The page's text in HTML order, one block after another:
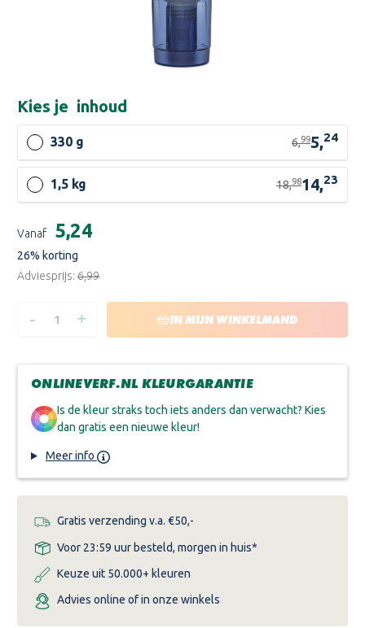
Kies je inhoud
330 g 6,995,24
1,5 kg 18,9814,23
voorraad:
Vanaf €5,24
26% korting
Adviesprijs: €6,99
HOEVEELHEID
AFWERKPLAMUUR
- HOEVEELHEID
AFWERKPLAMUUR
+ IN MIJN WINKELMAND
ONLINEVERF.NL KLEURGARANTIE
Is de kleur straks toch iets anders dan verwacht? Kies
dan gratis een nieuwe kleur!
Meer info
Gratis verzending v.a. €50,-
Voor 23:59 uur besteld, morgen in huis*
Keuze uit 50.000+ kleuren
Advies online of in onze winkels